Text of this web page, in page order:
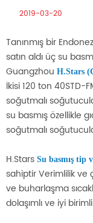
2019-03-20
Tanınmış bir
satın aldı üç su
Guangzhou H.Stars
İkisi 120 ton 40STD-
soğutmalı
su basmış özellikle
soğutmalı
H.Stars Su basmış tip
sahiptir Verimlilik ve
ve buharlaşma
dolaşımlı ve iyi